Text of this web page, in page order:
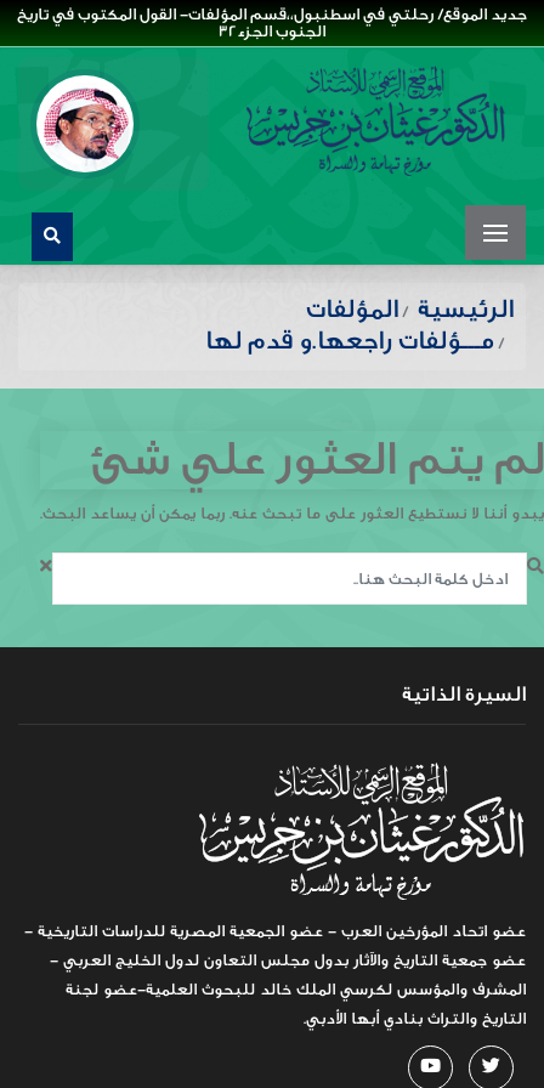
جديد الموقع/ رحلتي في اسطنبول،،قسم المؤلفات- القول المكتوب في تاريخ
الجنوب الجزء32
الرئيسية
المؤلفات
مـــؤلفات راجعها.و قدم لها
لم يتم العثور علي شئ
يبدو أننا لا نستطيع العثور على ما تبحث عنه. ربما يمكن أن يساعد البحث.
السيرة الذاتية
عضو اتحاد المؤرخين العرب - عضو الجمعية المصرية للدراسات التاريخية -
عضو جمعية التاريخ والآثار بدول مجلس التعاون لدول الخليج العربي -
المشرف والمؤسس لكرسي الملك خالد للبحوث العلمية-عضو لجنة
التاريخ والتراث بنادي أبها الأدبي.